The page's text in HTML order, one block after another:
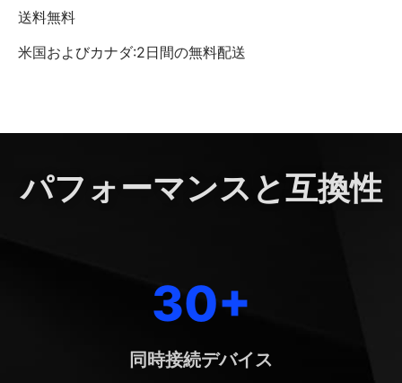
送料無料
米国およびカナダ:2日間の無料配送
パフォーマンスと互換性
30+
同時接続デバイス